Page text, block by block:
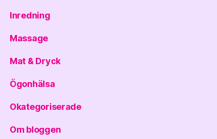
Inredning
Massage
Mat & Dryck
Ögonhälsa
Okategoriserade
Om bloggen